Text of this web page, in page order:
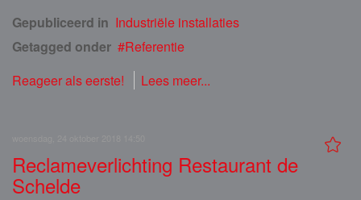
Gepubliceerd in Industriële installaties
Getagged onder
Referentie
Reageer als eerste!
Lees meer...
Reclameverlichting Restaurant de
Schelde